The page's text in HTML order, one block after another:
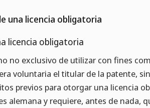
una licencia obligatoria
licencia obligatoria
no exclusivo de utilizar con fines
voluntaria el titular de la patente,
previos para otorgar una licencia
alemana y requiere, antes de nada,